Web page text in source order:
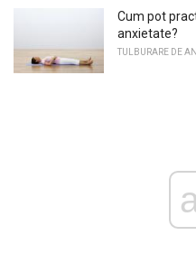
Cum pot
anxietate?
TULBURARE DE